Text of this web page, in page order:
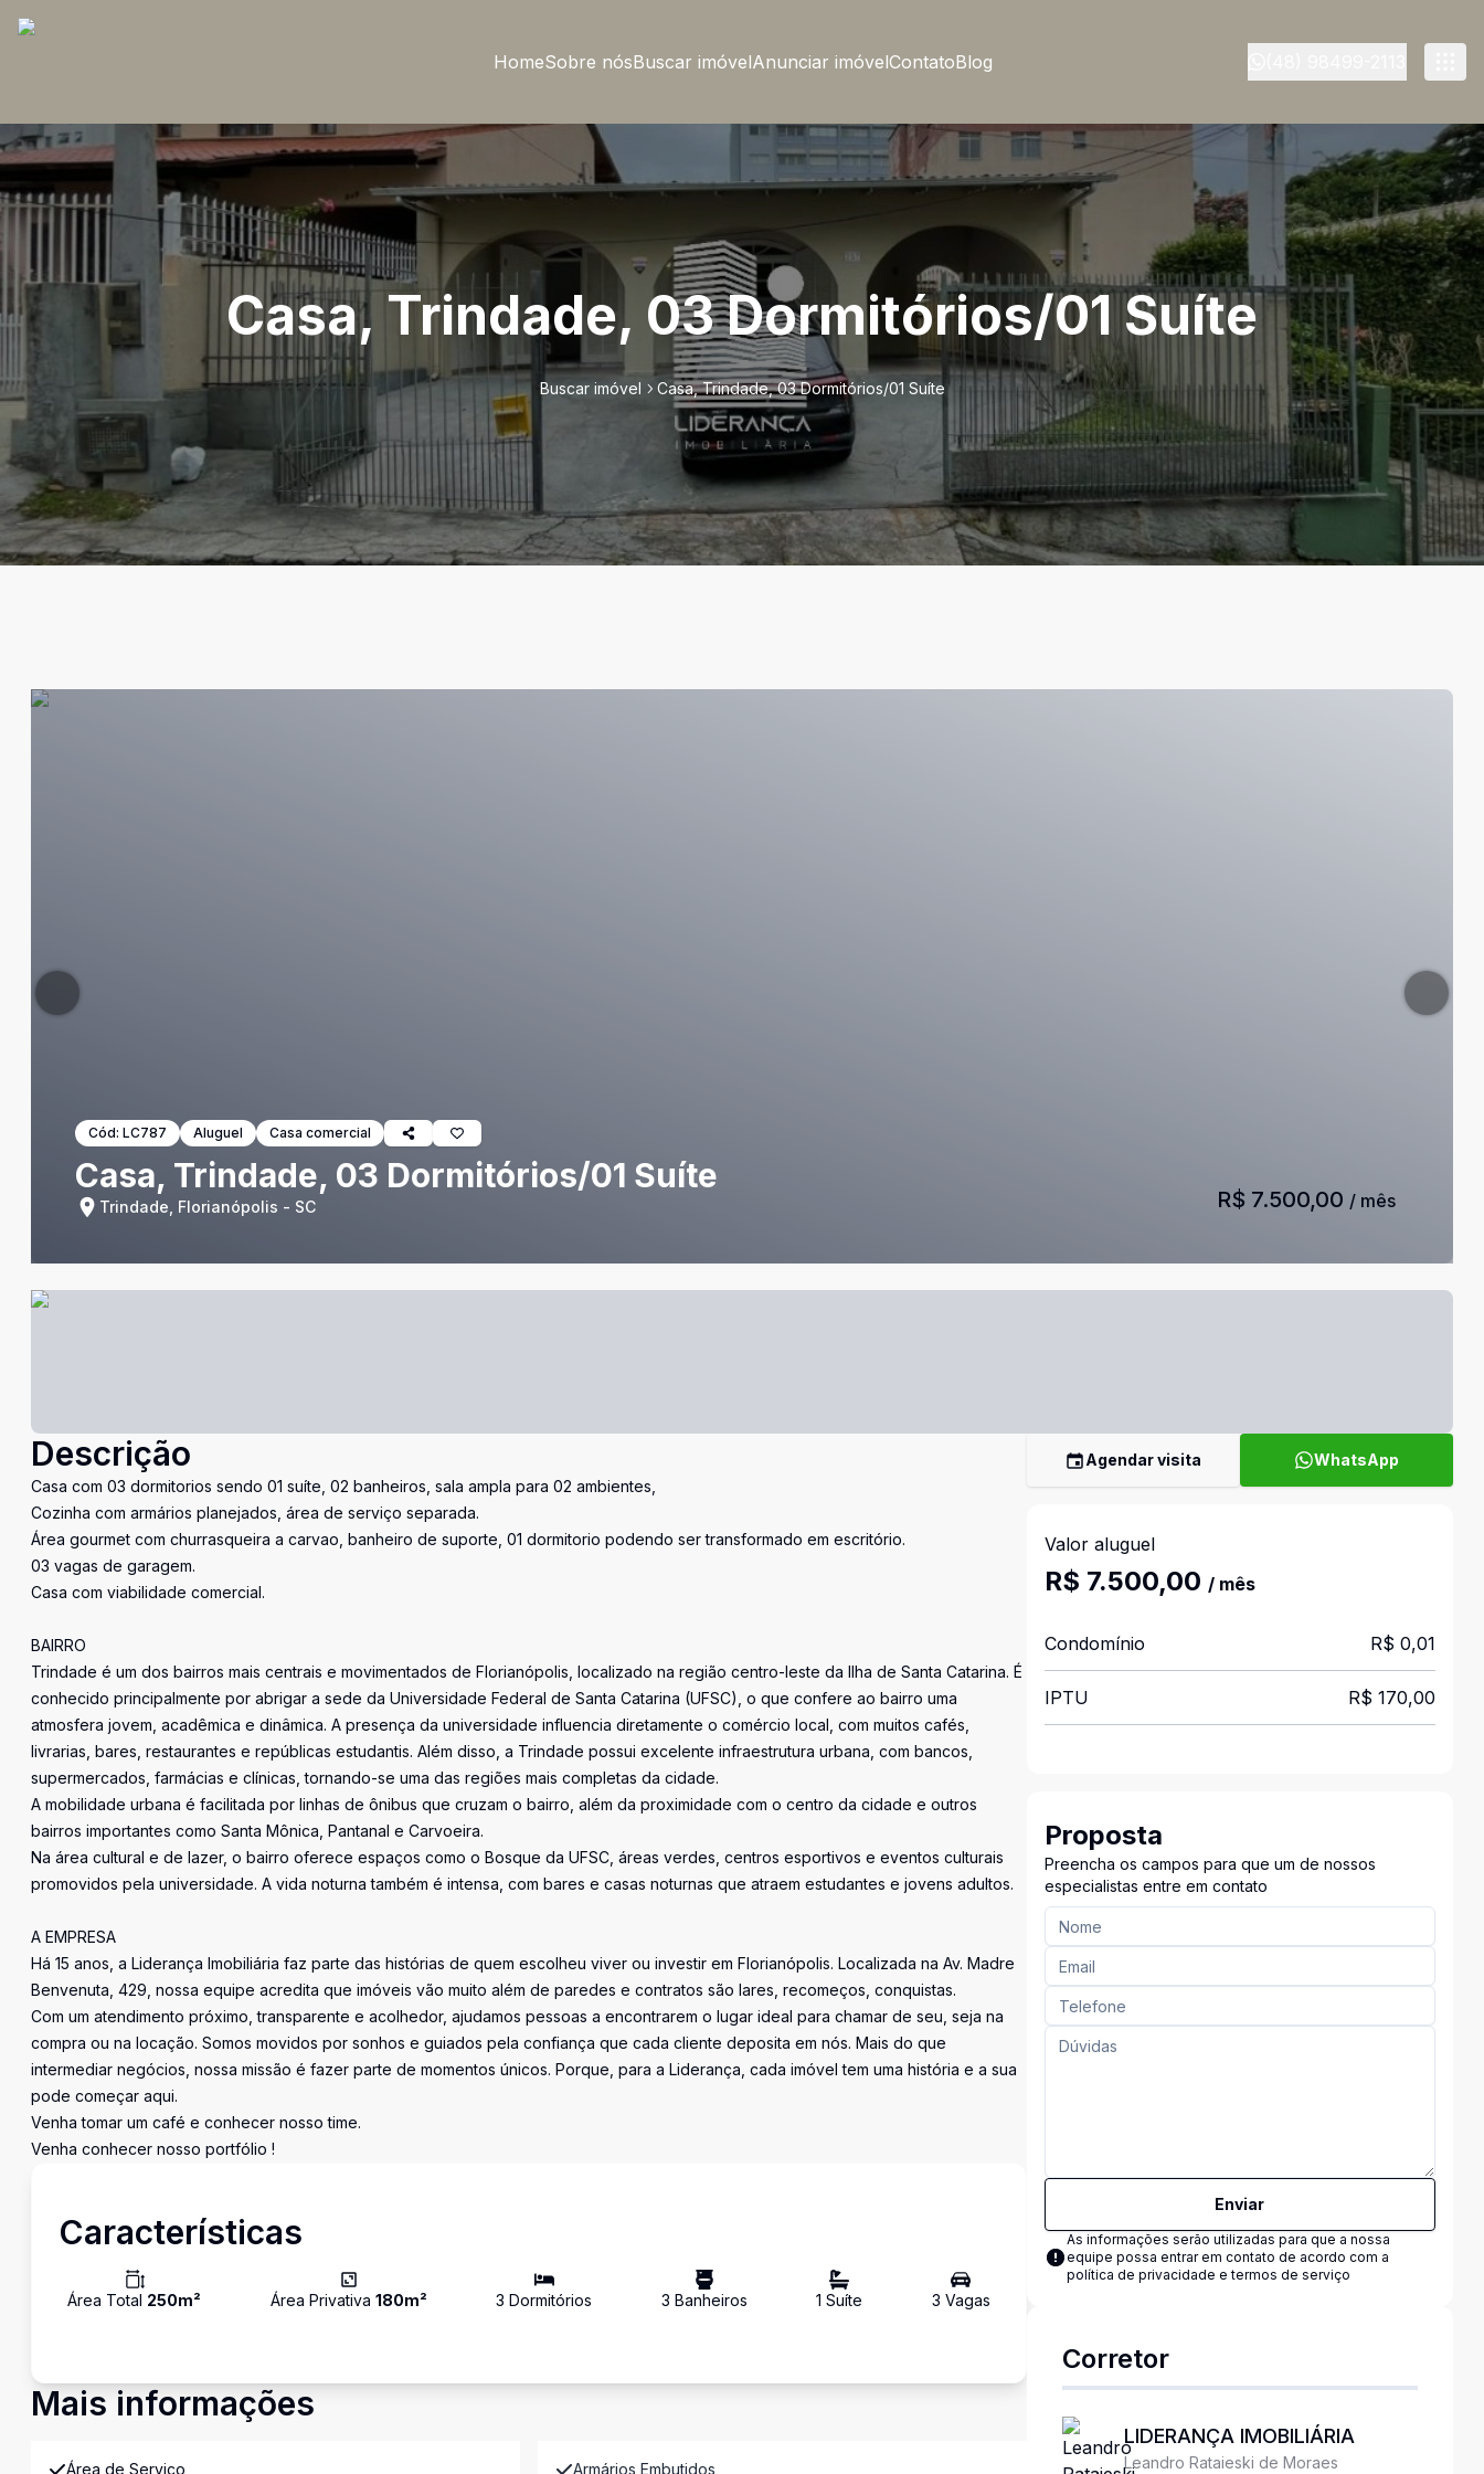
HomeSobre nósBuscar imóvelAnunciar imóvelContatoBlog
Casa, Trindade, 03 Dormitórios/01 Suíte
Buscar imóvel Casa, Trindade, 03 Dormitórios/01 Suíte
Cód: LC787 Aluguel Casa comercial
Casa, Trindade, 03 Dormitórios/01 Suíte
Trindade, Florianópolis - SC R$ 7.500,00 / mês
Descrição
Casa com 03 dormitorios sendo 01 suíte, 02 banheiros, sala ampla para 02 ambientes,
Cozinha com armários planejados, área de serviço separada.
Área gourmet com churrasqueira a carvao, banheiro de suporte, 01 dormitorio podendo ser transformado em escritório.
03 vagas de garagem.
Casa com viabilidade comercial.
BAIRRO
Trindade é um dos bairros mais centrais e movimentados de Florianópolis, localizado na região centro-leste da Ilha de Santa Catarina. É
conhecido principalmente por abrigar a sede da Universidade Federal de Santa Catarina (UFSC), o que confere ao bairro uma
atmosfera jovem, acadêmica e dinâmica. A presença da universidade influencia diretamente o comércio local, com muitos cafés,
livrarias, bares, restaurantes e repúblicas estudantis. Além disso, a Trindade possui excelente infraestrutura urbana, com bancos,
supermercados, farmácias e clínicas, tornando-se uma das regiões mais completas da cidade.
A mobilidade urbana é facilitada por linhas de ônibus que cruzam o bairro, além da proximidade com o centro da cidade e outros
bairros importantes como Santa Mônica, Pantanal e Carvoeira.
Na área cultural e de lazer, o bairro oferece espaços como o Bosque da UFSC, áreas verdes, centros esportivos e eventos culturais
promovidos pela universidade. A vida noturna também é intensa, com bares e casas noturnas que atraem estudantes e jovens adultos.
A EMPRESA
Há 15 anos, a Liderança Imobiliária faz parte das histórias de quem escolheu viver ou investir em Florianópolis. Localizada na Av. Madre
Benvenuta, 429, nossa equipe acredita que imóveis vão muito além de paredes e contratos são lares, recomeços, conquistas.
Com um atendimento próximo, transparente e acolhedor, ajudamos pessoas a encontrarem o lugar ideal para chamar de seu, seja na
compra ou na locação. Somos movidos por sonhos e guiados pela confiança que cada cliente deposita em nós. Mais do que
intermediar negócios, nossa missão é fazer parte de momentos únicos. Porque, para a Liderança, cada imóvel tem uma história e a sua
pode começar aqui.
Venha tomar um café e conhecer nosso time.
Venha conhecer nosso portfólio !
Características
Área Total 250m² Área Privativa 180m² 3 Dormitórios 3 Banheiros 1 Suíte 3 Vagas
Mais informações
Área de Serviço Armários Embutidos
Agendar visita WhatsApp
Valor aluguel
R$ 7.500,00 / mês
Condomínio R$ 0,01
IPTU R$ 170,00
Proposta
Preencha os campos para que um de nossos
especialistas entre em contato
Enviar
As informações serão utilizadas para que a nossa
equipe possa entrar em contato de acordo com a
política de privacidade e termos de serviço
Corretor
LIDERANÇA IMOBILIÁRIA
Leandro Rataieski de Moraes